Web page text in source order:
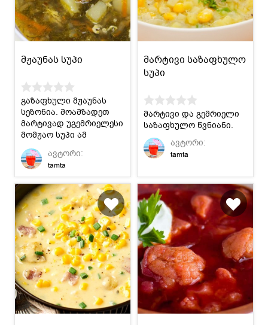
მჟაუნას სუპი
გაზაფხული მჟაუნას
სეზონია. მოამზადეთ
მარტივად უგემრიელესი
მომჟაო სუპი ამ
რეცეპტის დახმარებით.
ავტორი:
tamta
მარტივი საზაფხულო
სუპი
მარტივი და გემრიელი
საზაფხულო წვნიანი.
ავტორი:
tamta